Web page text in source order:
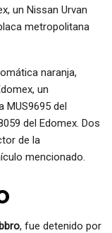
un Nissan Urvan
metropolitana
naranja,
un
MUS9695 del
del Edomex. Dos
de la
mencionado.
, fue detenido por